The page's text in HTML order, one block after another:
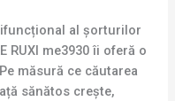
al șorturilor
RUXI me3930 îi oferă o
măsură ce căutarea
sănătos crește,